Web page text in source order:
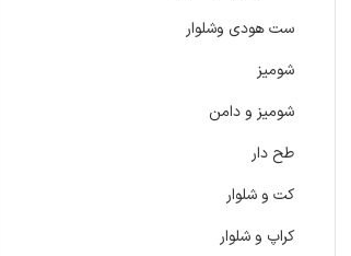
ست هودی وشلوار
شومیز
شومیز و دامن
طح دار
کت و شلوار
کراپ و شلوار